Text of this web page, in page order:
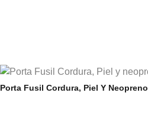
Porta Fusil Cordura, Piel Y Neopreno